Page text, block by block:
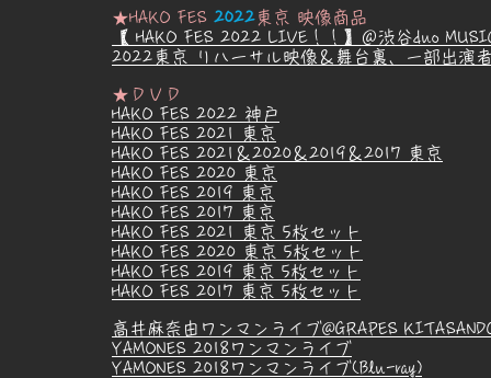
★HAKO FES 2022東京 映像商品
【 HAKO FES 2022 LIVE！！】＠渋谷duo
2022東京 リハーサル映像＆舞台裏、一部出演
★ＤＶＤ
HAKO FES 2022 神戸
HAKO FES 2021 東京
HAKO FES 2021＆2020＆2019＆2017 東京
HAKO FES 2020 東京
HAKO FES 2019 東京
HAKO FES 2017 東京
HAKO FES 2021 東京 5枚セット
HAKO FES 2020 東京 5枚セット
HAKO FES 2019 東京 5枚セット
HAKO FES 2017 東京 5枚セット
高井麻奈由ワンマンライブ@GRAPES
YAMONES 2018ワンマンライブ
YAMONES 2018ワンマンライブ(Blu-ray)